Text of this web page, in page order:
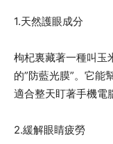
1.天然護眼成分
枸杞裏藏著一種叫玉
的”防藍光膜”。它能
適合整天盯著手機電
2.緩解眼睛疲勞